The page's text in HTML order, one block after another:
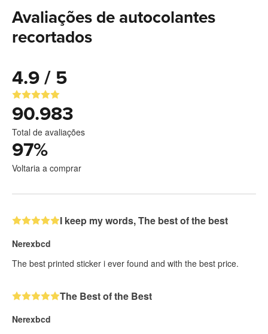
Avaliações de autocolantes
recortados
4.9 / 5
90.983
Total de avaliações
97%
Voltaria a comprar
I keep my words, The best of the best
Nerexbcd
The best printed sticker i ever found and with the best price.
The Best of the Best
Nerexbcd